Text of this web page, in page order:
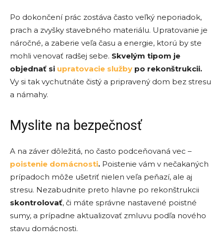
Po dokončení prác zostáva často veľký neporiadok,
prach a zvyšky stavebného materiálu. Upratovanie je
náročné, a zaberie veľa času a energie, ktorú by ste
mohli venovať radšej sebe. Skvelým tipom je
objednať si upratovacie služby po rekonštrukcii.
Vy si tak vychutnáte čistý a pripravený dom bez stresu
a námahy.
Myslite na bezpečnosť
A na záver dôležitá, no často podceňovaná vec –
poistenie domácnosti. Poistenie vám v nečakaných
prípadoch môže ušetriť nielen veľa peňazí, ale aj
stresu. Nezabudnite preto hlavne po rekonštrukcii
skontrolovať, či máte správne nastavené poistné
sumy, a prípadne aktualizovať zmluvu podľa nového
stavu domácnosti.